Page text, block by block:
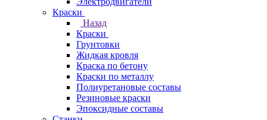
Краски
Назад
Краски
Грунтовки
Жидкая кровля
Краска по бетону
Краски по металлу
Полиуретановые составы
Резиновые краски
Эпоксидные составы